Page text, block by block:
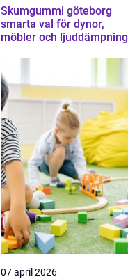
Skumgummi göteborg
smarta val för dynor,
möbler och ljuddämpning
07 april 2026